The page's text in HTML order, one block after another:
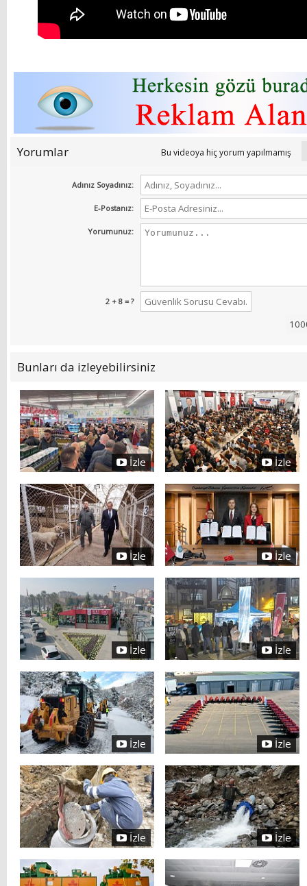
Yorumlar Bu videoya hiç yorum yapılmamış
Adınız Soyadınız:
E-Postanız:
Yorumunuz:
2 + 8 = ?
Bunları da izleyebilirsiniz
İzle İzle
İzle İzle
İzle İzle
İzle İzle
İzle İzle